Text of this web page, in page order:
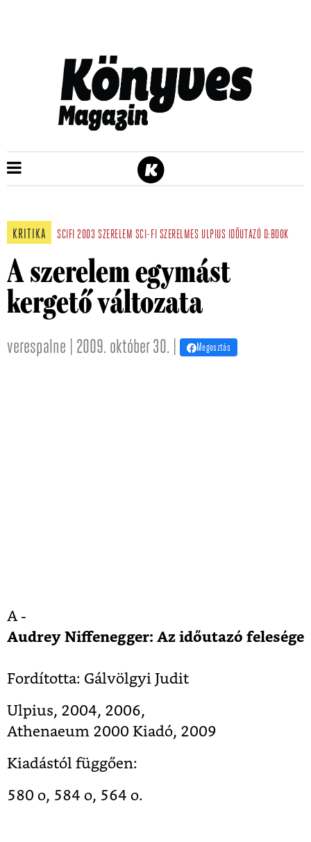
KRITIKA SCIFI 2003 SZERELEM SCI-FI SZERELMES ULPIUS IDŐUTAZÓ D:BOOK
A szerelem egymást
kergető változata
verespalne | 2009. október 30. | Megosztás
A -
Audrey Niffenegger: Az időutazó felesége
Fordította: Gálvölgyi Judit
Ulpius, 2004, 2006,
Athenaeum 2000 Kiadó, 2009
Kiadástól függően:
580 o, 584 o, 564 o.